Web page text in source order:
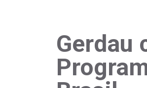
Gerdau